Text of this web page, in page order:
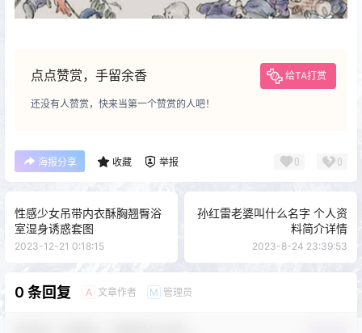
点点赞赏，手留余香 给TA打赏
还没有人赞赏，快来当第一个赞赏的人吧！
海报分享 收藏 举报 0 0
性感少女吊带内衣酥胸翘臀浴
室湿身诱惑套图
2023-12-21 0:18:15
孙红雷老婆叫什么名字 个人资
料简介详情
2023-8-24 23:39:53
0 条回复 A 文章作者 M 管理员